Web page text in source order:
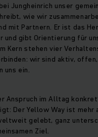
Jungheinrich unser
wie wir
mit Partnern. Er ist das
und gibt Orientierung für
Kern stehen vier
wir sind aktiv,
uns ein.
Anspruch im Alltag
Der Yellow Way ist mehr
gelebt, ganz
Ziel.